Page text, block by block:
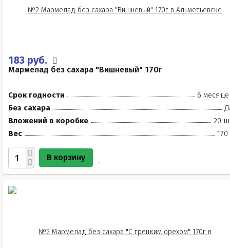
183 руб.
Мармелад без сахара "Вишневый" 170г
Срок годности
6
Без сахара
Вложений в коробке
20
Вес
170
В корзину